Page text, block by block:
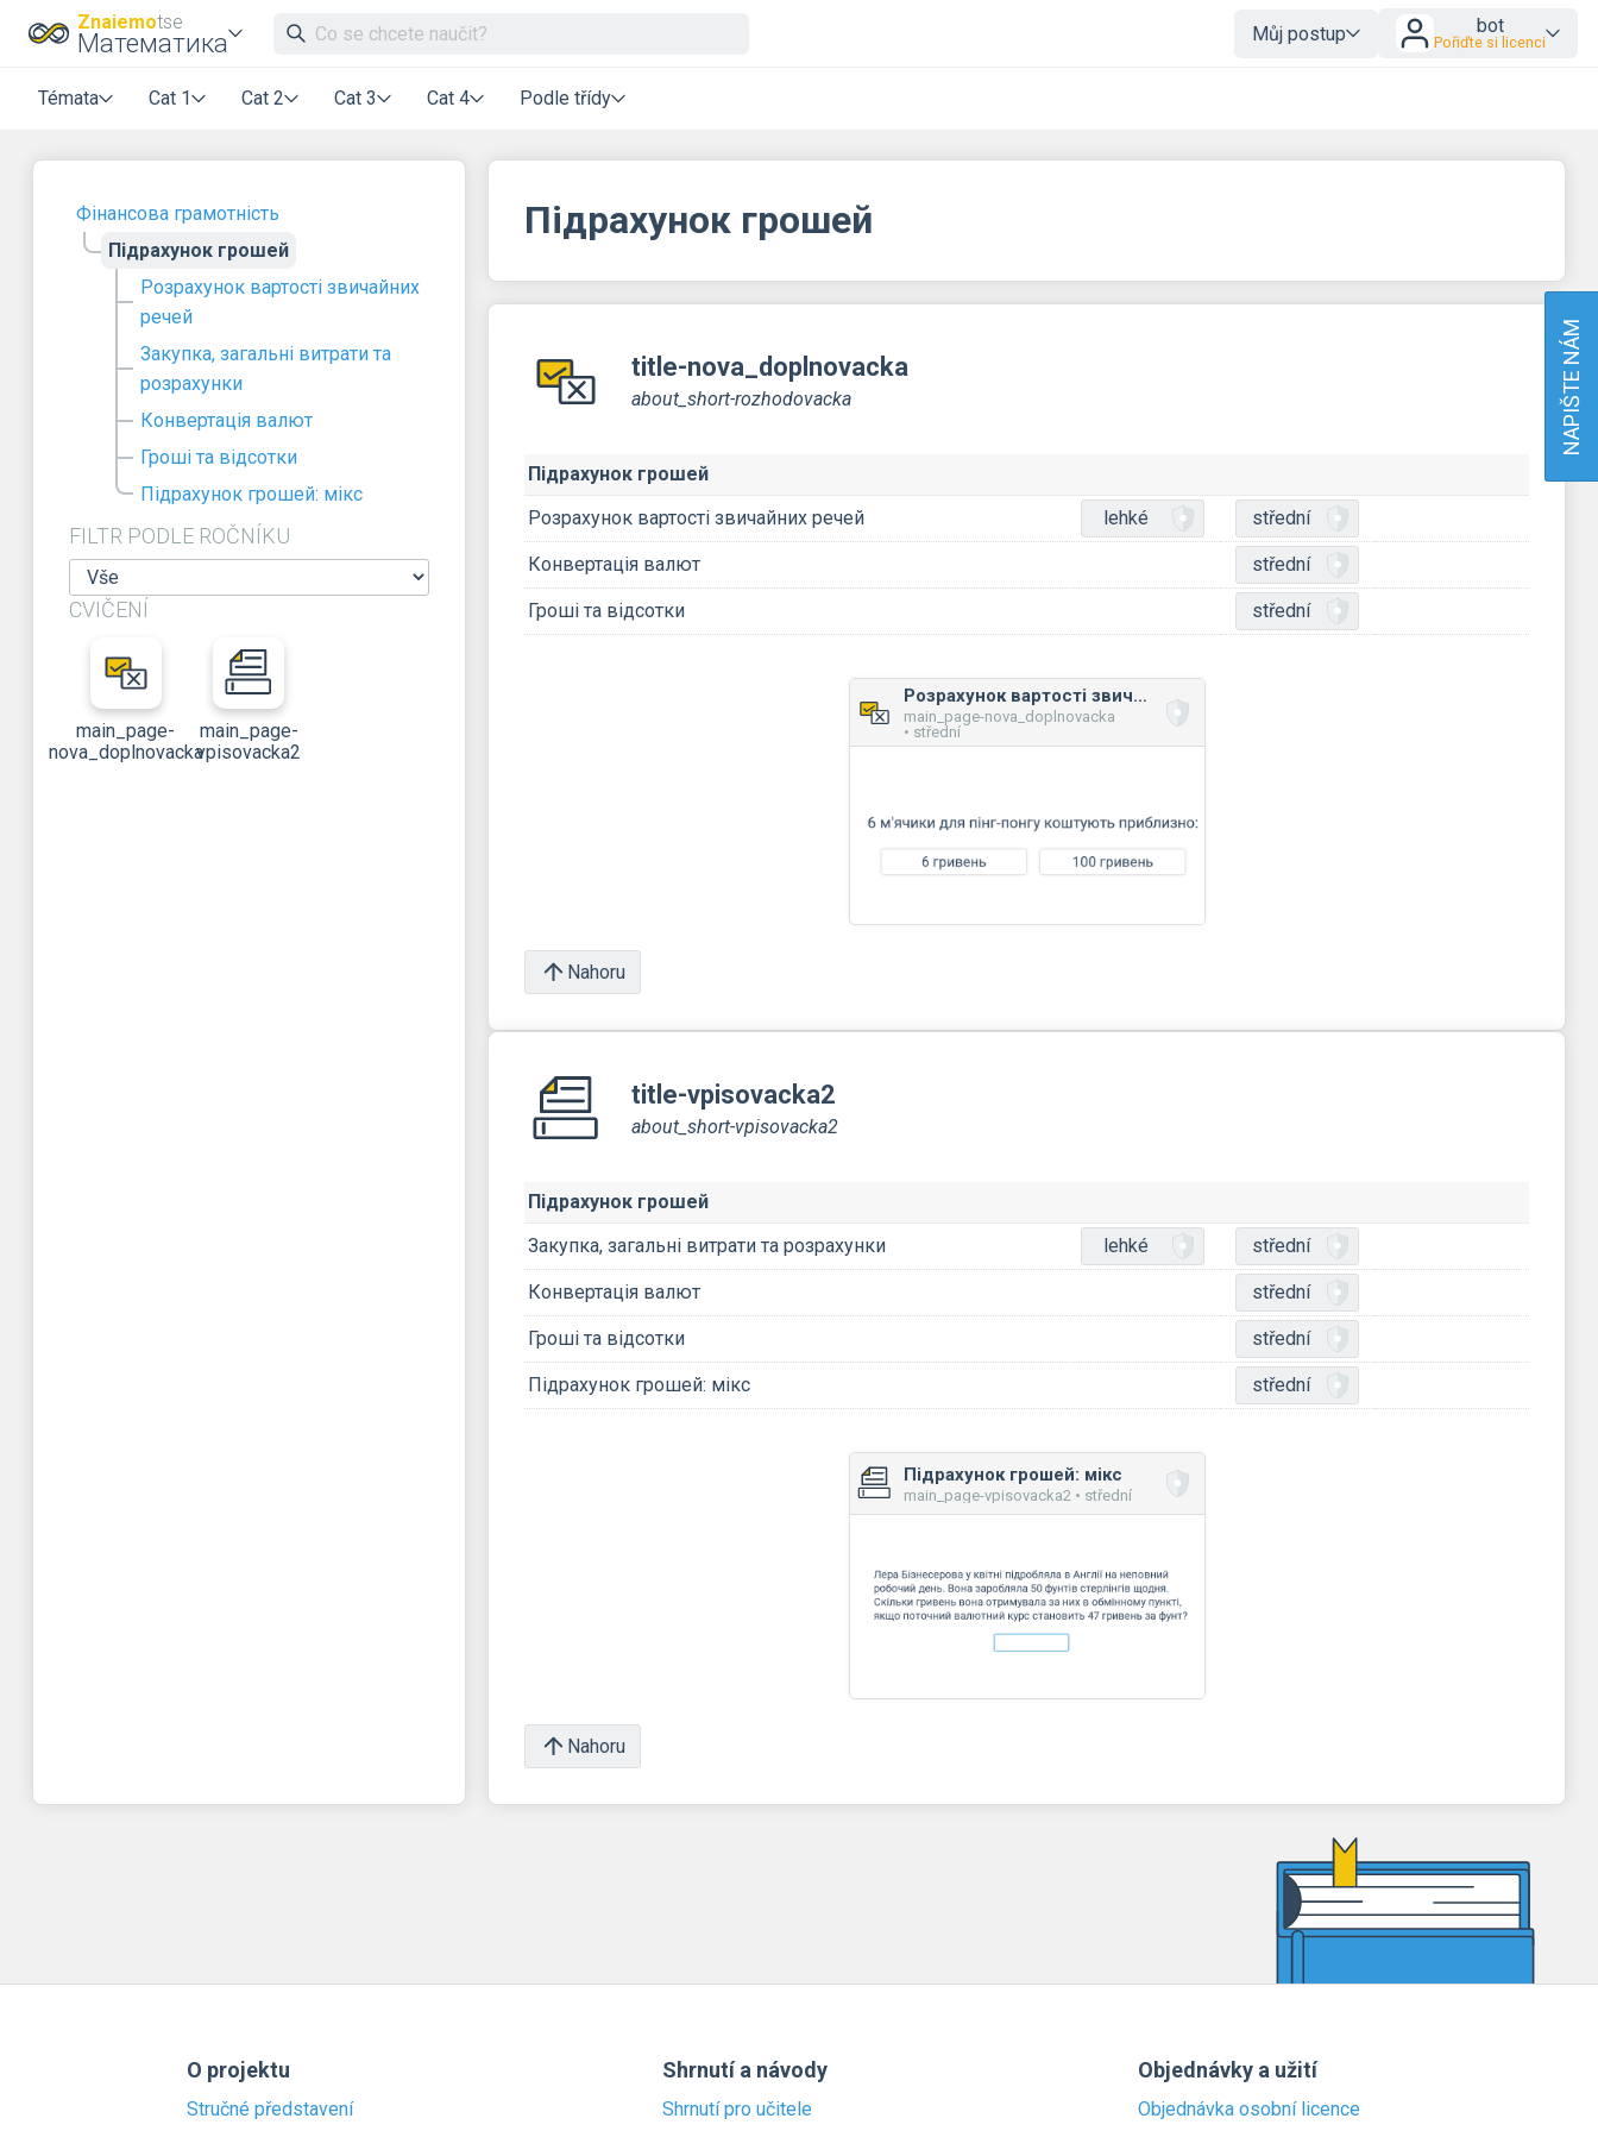
Znaiemotse
Математика Můj postup bot
Pořiďte si licenci
Témata Cat 1 Cat 2 Cat 3 Cat 4 Podle třídy
Фінансова грамотність
Підрахунок грошей
Розрахунок вартості звичайних
речей
Закупка, загальні витрати та
розрахунки
Конвертація валют
Гроші та відсотки
Підрахунок грошей: мікс
FILTR PODLE ROČNÍKU
CVIČENÍ
main_page-
nova_doplnovacka
main_page-
vpisovacka2
Підрахунок грошей
title-nova_doplnovacka
about_short-rozhodovacka
Підрахунок грошей
Розрахунок вартості звичайних речей
lehké střední
Конвертація валют střední
Гроші та відсотки střední
Розрахунок вартості звичайних речей
main_page-nova_doplnovacka
• střední
Nahoru
title-vpisovacka2
about_short-vpisovacka2
Підрахунок грошей
Закупка, загальні витрати та розрахунки
lehké střední
Конвертація валют střední
Гроші та відсотки střední
Підрахунок грошей: мікс střední
Підрахунок грошей: мікс
main_page-vpisovacka2 • střední
Nahoru
O projektu
Stručné představení
Shrnutí a návody
Shrnutí pro učitele
Objednávky a užití
Objednávka osobní licence
NAPIŠTE NÁM